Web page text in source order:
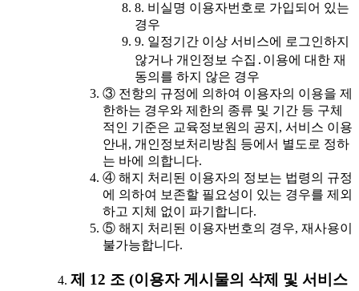
8. 비실명 이용자번호로 가입되어 있는
경우
9. 일정기간 이상 서비스에 로그인하지
않거나 개인정보 수집․이용에 대한 재
동의를 하지 않은 경우
③ 전항의 규정에 의하여 이용자의 이용을 제
한하는 경우와 제한의 종류 및 기간 등 구체
적인 기준은 교육정보원의 공지, 서비스 이용
안내, 개인정보처리방침 등에서 별도로 정하
는 바에 의합니다.
④ 해지 처리된 이용자의 정보는 법령의 규정
에 의하여 보존할 필요성이 있는 경우를 제외
하고 지체 없이 파기합니다.
⑤ 해지 처리된 이용자번호의 경우, 재사용이
불가능합니다.
제 12 조 (이용자 게시물의 삭제 및 서비스